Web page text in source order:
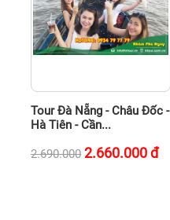
Tour Đà Nẵng - Châu Đốc -
Hà Tiên - Cần...
2.690.000 2.660.000đ